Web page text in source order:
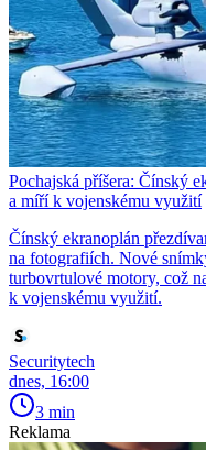
Pochajská příšera: Čínský
a míří k vojenskému využití
Čínský ekranoplán
na fotografiích. Nové
turbovrtulové motory, což
k vojenskému využití.
Securitytech
dnes, 16:00
3 min
Reklama